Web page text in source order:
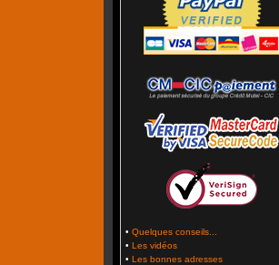
• Quelques conseils...
• Les vidéos
• Les bonnes adresses